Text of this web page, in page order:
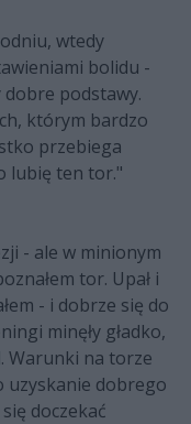
wtedy
bolidu -
podstawy.
którym bardzo
przebiega
lubię ten tor."
- ale w minionym
tor. Upał i
- i dobrze się do
minęły gładko,
Warunki na torze
uzyskanie dobrego
doczekać